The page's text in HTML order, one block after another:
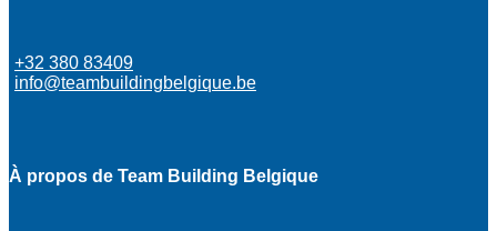
+32 380 83409
info@teambuildingbelgique.be
À propos de Team Building Belgique